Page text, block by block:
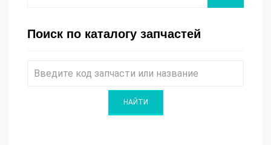
Поиск по каталогу запчастей